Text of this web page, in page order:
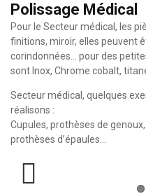
Polissage Médical
Pour le Secteur médical, les
finitions, miroir, elles peuvent
corindonnées… pour des
sont Inox, Chrome cobalt,
Secteur médical, quelques
réalisons :
Cupules, prothèses de
prothèses d’épaules…